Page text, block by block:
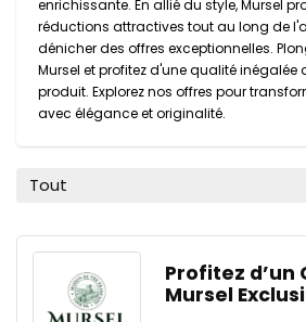
enrichissante. En allié du style, Mursel
réductions attractives tout au long de
dénicher des offres exceptionnelles.
Mursel et profitez d'une qualité
produit. Explorez nos offres pour
avec élégance et originalité.
Tout
Profitez d’un
Mursel